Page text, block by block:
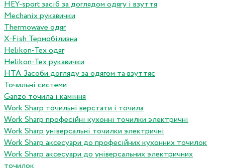
HEY-sport засіб за доглядом одягу і взуття
Mechanix рукавички
Thermowave одяг
X-Fish Термобілизна
Helikon-Tex одяг
Helikon-Tex рукавички
HTA Засоби догляду за одягом та взуттяс
Точильні системи
Ganzo точила і каміння
Work Sharp точильні верстати і точила
Work Sharp професiйнi кухоннi точилки электричнi
Work Sharp унiверсальнi точилки электричнi
Work Sharp аксесуари до професiйних кухонних точилок
Work Sharp аксесуари до унiверсальних электричних